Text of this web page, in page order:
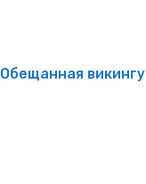
Обещанная викингу